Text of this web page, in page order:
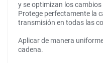
y se optimizan los cambios
Protege perfectamente la
transmisión en todas las
Aplicar de manera
cadena.